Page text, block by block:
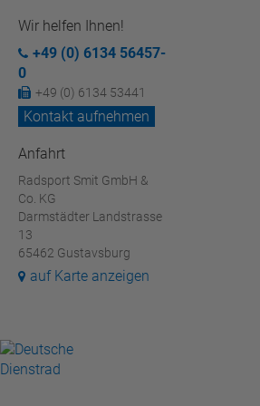
Wir helfen Ihnen!
+49 (0) 6134 56457-
0
+49 (0) 6134 53441
Kontakt aufnehmen
Anfahrt
Radsport Smit GmbH &
Co. KG
Darmstädter Landstrasse
13
65462 Gustavsburg
auf Karte anzeigen